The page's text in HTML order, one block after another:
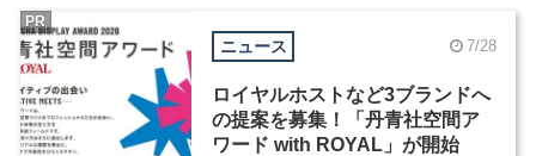
ニュース 7/28
ロイヤルホストなど3ブランドへ
の提案を募集！「丹青社空間ア
ワード with ROYAL」が開始
PR